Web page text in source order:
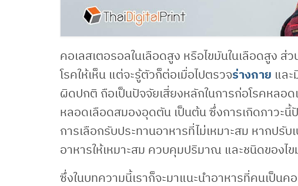
คอเลสเตอรอลในเลือดสูง หรือไขมันในเลือดสูง ส่
โรคให้เห็น แต่จะรู้ตัวก็ต่อเมื่อไปตรวจร่างกาย และ
ผิดปกติ ถือเป็นปัจจัยเสี่ยงหลักในการก่อโรคหลอ
หลอดเลือดสมองอุดตัน เป็นต้น ซึ่งการเกิดภาวะ
การเลือกรับประทานอาหารที่ไม่เหมาะสม หากป
อาหารให้เหมาะสม ควบคุมปริมาณ และชนิดของไ
ซึ่งในบทความนี้เราก็จะมาแนะนำอาหารที่คนเป็น